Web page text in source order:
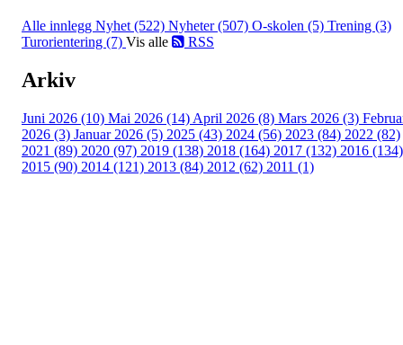
Alle innlegg Nyhet (522) Nyheter (507) O-skolen (5) Trening (3)
Turorientering (7) Vis alle RSS
Arkiv
Juni 2026 (10) Mai 2026 (14) April 2026 (8) Mars 2026 (3)
2026 (3) Januar 2026 (5) 2025 (43) 2024 (56) 2023 (84) 2022 (82)
2021 (89) 2020 (97) 2019 (138) 2018 (164) 2017 (132) 2016 (134)
2015 (90) 2014 (121) 2013 (84) 2012 (62) 2011 (1)